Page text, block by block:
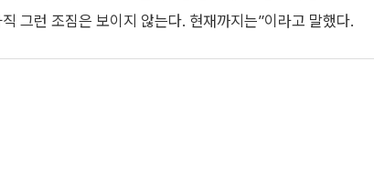
그런 조짐은 보이지 않는다. 현재까지는”이라고 말했다.